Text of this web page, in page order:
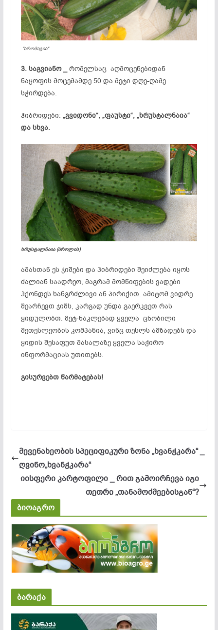
“არომაგია“
3. საგვიანო _ რომელსაც აღმოცენებიდან
ნაყოფის მოცემამდე 50 და მეტი დღე-ღამე
სჭირდება.
ჰიბრიდები: „გვიდონი“, „ფაუსტი“, „ხრუსტალნაია“
და სხვა.
ხრუსტალნაია (ბროლის)
ამასთან ეს ჯიშები და ჰიბრიდები შეიძლება იყოს
ძალიან საადრეო, მაგრამ მომწიფების ვადები
ჰქონდეს ხანგრძლივი ან პირიქით. ამიტომ ვიდრე
შეარჩევთ ჯიშს, კარგად უნდა გაერკვეთ რას
ყიდულობთ. მეტ-ნაკლებად ყველა ცნობილი
მეთესლეობის კომპანია, ვინც თესლს ამზადებს და
ყიდის შესაფუთ მასალაზე ყველა საჭირო
ინფორმაციას უთითებს.
გისურვებთ წარმატებას!
მევენახეობის სპეციფიკური ზონა „ხვანჭკარა“ _
ღვინო„ხვანჭკარა“
იისფერი კარტოფილი _ რით გამოირჩევა იგი
თეთრი „თანამოძმეებისგან“?
ბიოაგრო
ბარაქა